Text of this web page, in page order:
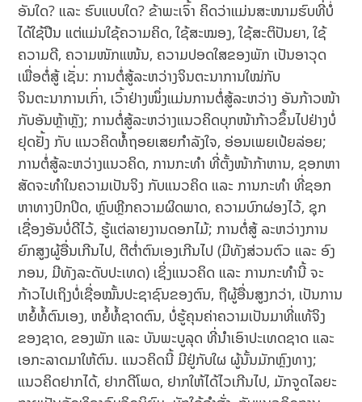
ອັນໃດ? ແລະ ຮົບແບບໃດ? ຂ້າພະເຈົ້າ ຄິດວ່າແມ່ນສະໜາມຮົບທີ່ບໍ່
ໄດ້ໃຊ້ປືນ ແຕ່ແມ່ນໃຊ້ຄວາມຄິດ, ໃຊ້ສະໝອງ, ໃຊ້ສະຕິປັນຍາ, ໃຊ້
ຄວາມດີ, ຄວາມໜັກແໜ້ນ, ຄວາມປອດໃສຂອງພັກ ເປັນອາວຸດ
ເພື່ອຕໍ່ສູ້ ເຊັ່ນ: ການຕໍ່ສູ້ລະຫວ່າງຈິນຕະນາການໃໝ່ກັບ
ຈິນຕະນາການເກົ່າ, ເວົ້າຢ່າງໜຶ່ງແມ່ນການຕໍ່ສູ້ລະຫວ່າງ ອັນກ້າວໜ້າ
ກັບອັນຫຼ້າຫຼັງ; ການຕໍ່ສູ້ລະຫວ່າງແນວຄິດບຸກໜ້າກ້າວຂຶ້ນໄປຢ່າງບໍ່
ຢຸດຢັ້ງ ກັບ ແນວຄິດທໍ້ຖອຍເສຍກຳລັງໃຈ, ອ່ອນເພຍເປ້ຍລ່ອຍ;
ການຕໍ່ສູ້ລະຫວ່າງແນວຄິດ, ການກະທຳ ທີ່ຕັ້ງໜ້າກ້າຫານ, ຊອກຫາ
ສັດຈະທຳໃນຄວາມເປັນຈິງ ກັບແນວຄິດ ແລະ ການກະທຳ ທີ່ຊອກ
ຫາທາງປົກປິດ, ຫຼົບຫຼີກຄວາມຜິດພາດ, ຄວາມບົກຜ່ອງໄວ້, ຊຸກ
ເຊື່ອງອັນບໍ່ດີໄວ້, ຮູ້ແຕ່ລາຍງານດອກໄມ້; ການຕໍ່ສູ້ ລະຫວ່າງການ
ຍົກສູງຜູ້ອື່ນເກີນໄປ, ຕີຕໍ່າຕົນເອງເກີນໄປ (ມີທັງສ່ວນຕົວ ແລະ ອົງ
ກອນ, ມີທັງລະດັບປະເທດ) ເຊິ່ງແນວຄິດ ແລະ ການກະທໍານີ້ ຈະ
ກ້າວໄປເຖິງບໍ່ເຊື່ອໝັ້ນປະຊາຊົນຂອງຕົນ, ຖືຜູ້ອື່ນສູງກວ່າ, ເປັນການ
ຫຍໍ້ທໍ້ຕົນເອງ, ຫຍໍ້ທໍ້ຊາດຕົນ, ບໍ່ຮູ້ຄຸນຄ່າຄວາມເປັນມາທີ່ແທ້ຈິງ
ຂອງຊາດ, ຂອງພັກ ແລະ ບັນພະບູລຸດ ທີ່ນຳເອົາປະເທດຊາດ ແລະ
ເອກະລາດມາໃຫ້ຕົນ. ແນວຄິດນີ້ ມີຢູ່ກັບໃຜ ຜູ້ນັ້ນມັກຫຼົງທາງ;
ແນວຄິດຢາກໄດ້, ຢາກດີໂພດ, ຢາກໃຫ້ໄດ້ໄວເກີນໄປ, ມັກຈູດໄລຍະ